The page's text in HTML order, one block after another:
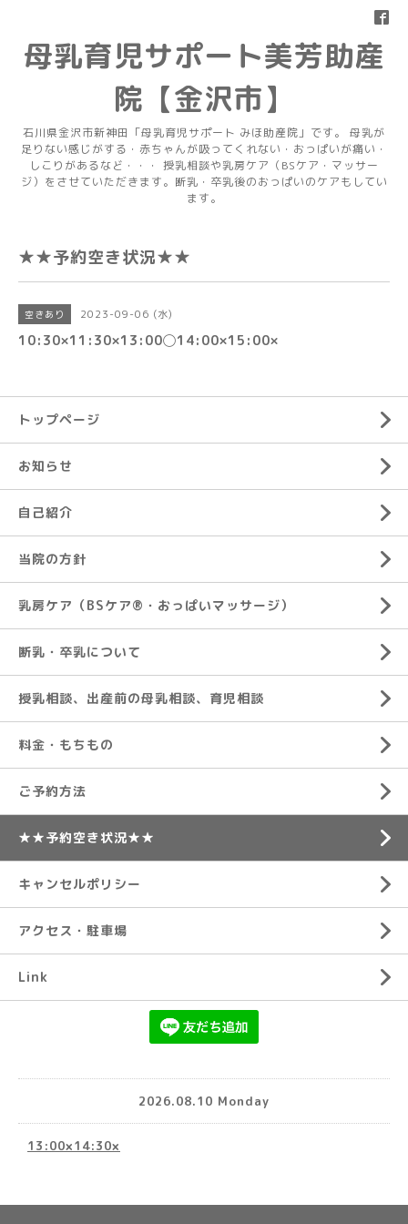
母乳育児サポート美芳助産
院【金沢市】
石川県金沢市新神田「母乳育児サポート みほ助産院」です。 母乳が
足りない感じがする・赤ちゃんが吸ってくれない・おっぱいが痛い・
しこりがあるなど・・・ 授乳相談や乳房ケア（BSケア・マッサー
ジ）をさせていただきます。断乳・卒乳後のおっぱいのケアもしてい
ます。
★★予約空き状況★★
空きあり 2023-09-06 (水)
10:30×11:30×13:00◯14:00×15:00×
トップページ
お知らせ
自己紹介
当院の方針
乳房ケア（BSケア®︎・おっぱいマッサージ）
断乳・卒乳について
授乳相談、出産前の母乳相談、育児相談
料金・もちもの
ご予約方法
★★予約空き状況★★
キャンセルポリシー
アクセス・駐車場
Link
2026.08.10 Monday
13:00×14:30×